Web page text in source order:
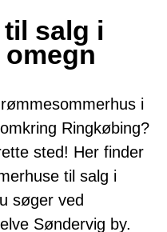
salg i
i
Ringkøbing?
sted! Her finder
til salg i
søger ved
Søndervig by.